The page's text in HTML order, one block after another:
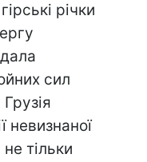
річки
сил
невизнаної
тільки